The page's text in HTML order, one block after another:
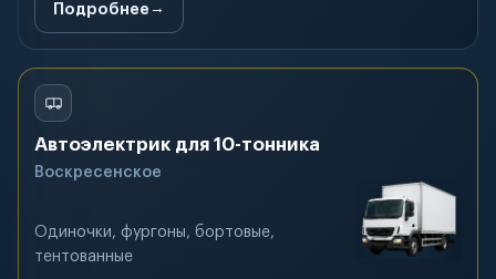
Подробнее
Автоэлектрик для 10-тонника
Воскресенское
Одиночки, фургоны, бортовые,
тентованные